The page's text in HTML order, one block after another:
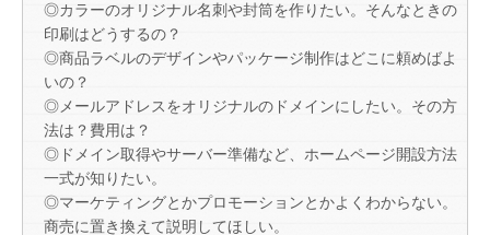
◎カラーのオリジナル名刺や封筒を作りたい。そんなときの
印刷はどうするの？
◎商品ラベルのデザインやパッケージ制作はどこに頼めばよ
いの？
◎メールアドレスをオリジナルのドメインにしたい。その方
法は？費用は？
◎ドメイン取得やサーバー準備など、ホームページ開設方法
一式が知りたい。
◎マーケティングとかプロモーションとかよくわからない。
商売に置き換えて説明してほしい。